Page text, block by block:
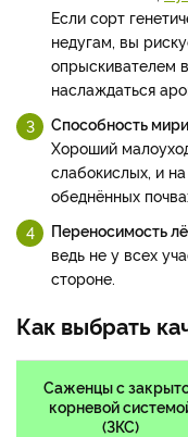
Если сорт
недугам, вы
опрыскивателем
наслаждаться
Способность
Хороший
слабокислых, и
обеднённых
Переносимость
ведь не у всех
стороне.
Как выбрать
Саженцы с
корневой
(ЗКС)